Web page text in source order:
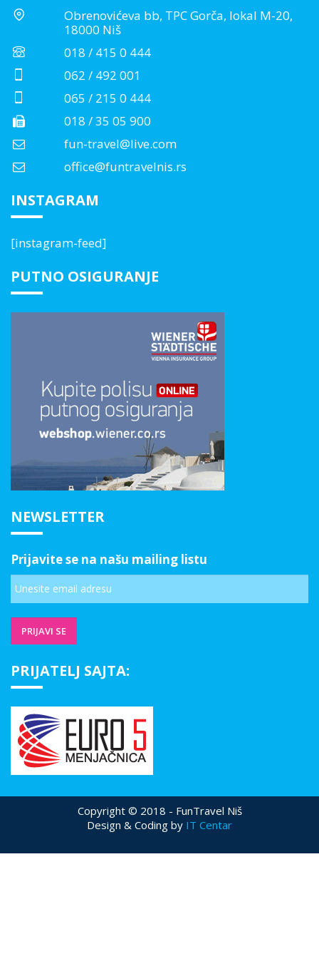
Obrenovićeva bb, TPC Gorča, lokal M-20,
18000 Niš
018 / 415 0 444
062 / 492 001
065 / 215 0 444
018 / 35 05 900
fun-travel@live.com
office@funtravelnis.rs
INSTAGRAM
[instagram-feed]
PUTNO OSIGURANJE
NEWSLETTER
Prijavite se na našu mailing listu
PRIJATELJ SAJTA:
Copyright © 2018 - FunTravel Niš
Design & Coding by IT Centar